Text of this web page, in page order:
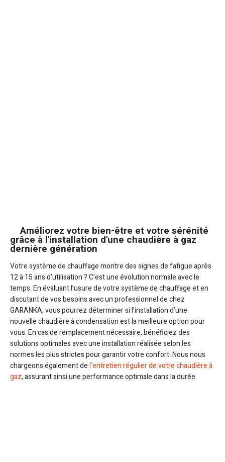
Améliorez votre bien-être et votre sérénité
grâce à l'installation d'une chaudière à gaz
dernière génération
Votre système de chauffage montre des signes de fatigue après
12 à 15 ans d’utilisation ? C’est une évolution normale avec le
temps. En évaluant l’usure de votre système de chauffage et en
discutant de vos besoins avec un professionnel de chez
GARANKA, vous pourrez déterminer si l’installation d’une
nouvelle chaudière à condensation est la meilleure option pour
vous. En cas de remplacement nécessaire, bénéficiez des
solutions optimales avec une installation réalisée selon les
normes les plus strictes pour garantir votre confort. Nous nous
chargeons également del’entretien régulier de votre chaudière à
gaz, assurant ainsi une performance optimale dans la durée.